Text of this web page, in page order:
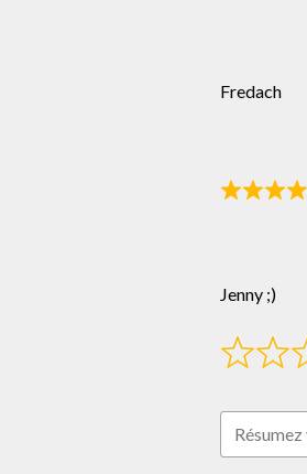
Fredach
Jenny ;)